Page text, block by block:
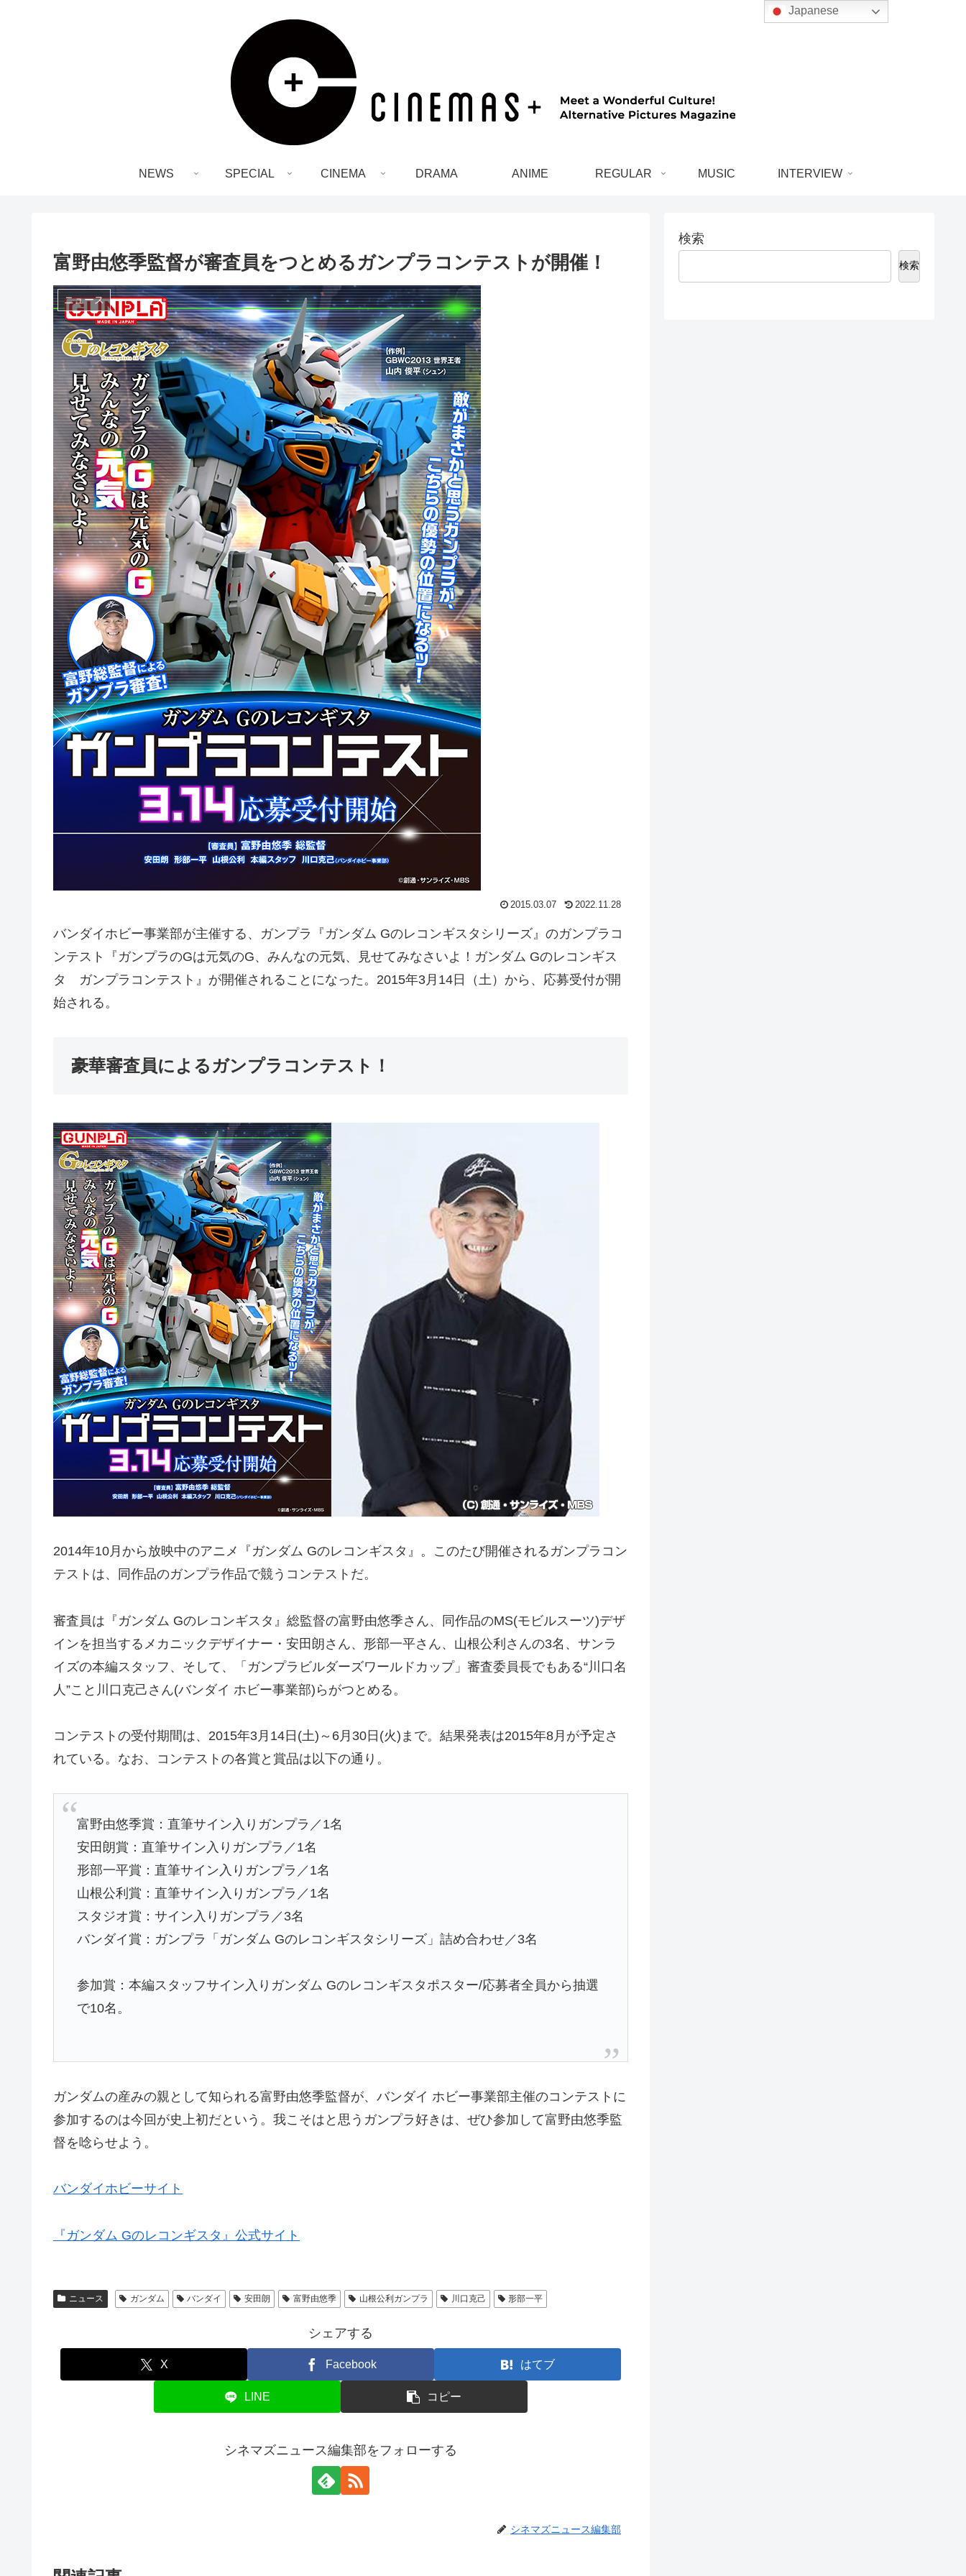
NEWS SPECIAL CINEMA DRAMA ANIME REGULAR MUSIC INTERVIEW
富野由悠季監督が審査員をつとめるガンプラコンテストが開催！
ニュース
2015.03.07 2022.11.28
バンダイホビー事業部が主催する、ガンプラ『ガンダム Gのレコンギスタシリーズ』のガンプラコ
ンテスト『ガンプラのGは元気のG、みんなの元気、見せてみなさいよ！ガンダム Gのレコンギス
タ ガンプラコンテスト』が開催されることになった。2015年3月14日（土）から、応募受付が開
始される。
豪華審査員によるガンプラコンテスト！
2014年10月から放映中のアニメ『ガンダム Gのレコンギスタ』。このたび開催されるガンプラコン
テストは、同作品のガンプラ作品で競うコンテストだ。
審査員は『ガンダム Gのレコンギスタ』総監督の富野由悠季さん、同作品のMS(モビルスーツ)デザ
インを担当するメカニックデザイナー・安田朗さん、形部一平さん、山根公利さんの3名、サンラ
イズの本編スタッフ、そして、「ガンプラビルダーズワールドカップ」審査委員長でもある“川口名
人”こと川口克己さん(バンダイ ホビー事業部)らがつとめる。
コンテストの受付期間は、2015年3月14日(土)～6月30日(火)まで。結果発表は2015年8月が予定さ
れている。なお、コンテストの各賞と賞品は以下の通り。
富野由悠季賞：直筆サイン入りガンプラ／1名
安田朗賞：直筆サイン入りガンプラ／1名
形部一平賞：直筆サイン入りガンプラ／1名
山根公利賞：直筆サイン入りガンプラ／1名
スタジオ賞：サイン入りガンプラ／3名
バンダイ賞：ガンプラ「ガンダム Gのレコンギスタシリーズ」詰め合わせ／3名
参加賞：本編スタッフサイン入りガンダム Gのレコンギスタポスター/応募者全員から抽選
で10名。
ガンダムの産みの親として知られる富野由悠季監督が、バンダイ ホビー事業部主催のコンテストに
参加するのは今回が史上初だという。我こそはと思うガンプラ好きは、ぜひ参加して富野由悠季監
督を唸らせよう。
バンダイホビーサイト
『ガンダム Gのレコンギスタ』公式サイト
ニュース ガンダム バンダイ 安田朗 富野由悠季 山根公利ガンプラ 川口克己 形部一平
シェアする
X Facebook はてブ
LINE コピー
シネマズニュース編集部をフォローする
シネマズニュース編集部
検索
検索
Japanese